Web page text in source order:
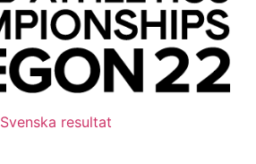
Svenska resultat